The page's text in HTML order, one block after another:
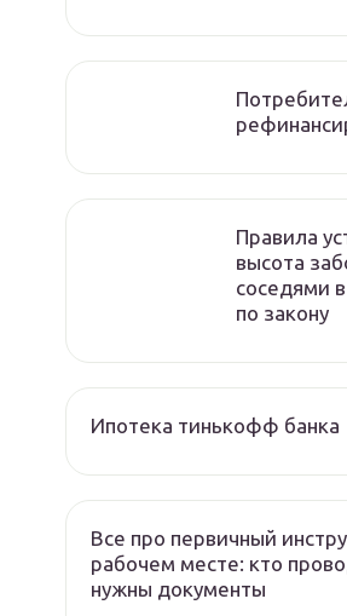
Правила
высота
соседями
по закону
Ипотека тинькофф банка
Все про первичный
рабочем месте: кто
нужны документы